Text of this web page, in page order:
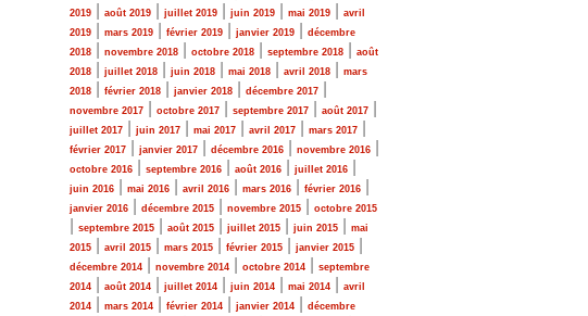
2019
août 2019 juillet 2019 juin 2019 mai 2019
avril
2019
mars 2019 février 2019 janvier 2019
décembre
2018
novembre 2018 octobre 2018 septembre 2018
août
2018
juillet 2018 juin 2018 mai 2018 avril 2018
mars
2018
février 2018 janvier 2018 décembre 2017
novembre 2017 octobre 2017 septembre 2017 août 2017
juillet 2017 juin 2017 mai 2017 avril 2017 mars 2017
février 2017 janvier 2017 décembre 2016 novembre 2016
octobre 2016 septembre 2016 août 2016 juillet 2016
juin 2016 mai 2016 avril 2016 mars 2016 février 2016
janvier 2016 décembre 2015 novembre 2015 octobre 2015
septembre 2015 août 2015 juillet 2015 juin 2015
mai
2015
avril 2015 mars 2015 février 2015 janvier 2015
décembre 2014 novembre 2014 octobre 2014
septembre
2014
août 2014 juillet 2014 juin 2014 mai 2014
avril
2014
mars 2014 février 2014 janvier 2014
décembre